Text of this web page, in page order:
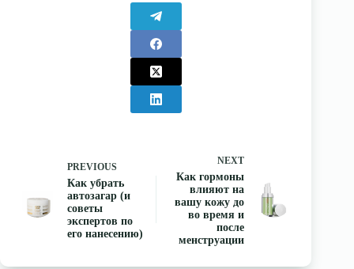
PREVIOUS
Как убрать
автозагар (и
советы
экспертов по
его нанесению)
NEXT
Как гормоны
влияют на
вашу кожу до
во время и
после
менструации